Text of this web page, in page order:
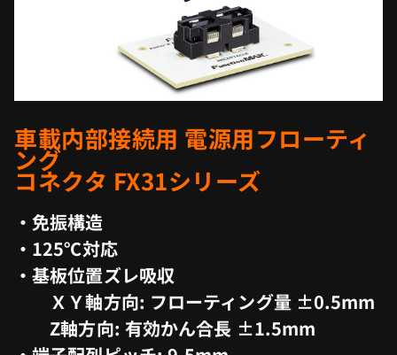
車載内部接続用 電源用フローティ
ング
コネクタ FX31シリーズ
・免振構造
・125℃対応
・基板位置ズレ吸収
ＸＹ軸方向: フローティング量 ±0.5mm
Z軸方向: 有効かん合長 ±1.5mm